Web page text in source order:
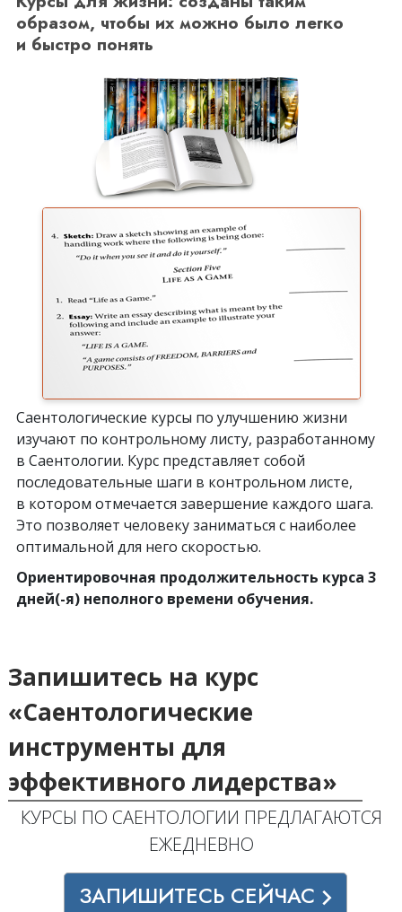
образом, чтобы их можно было легко
и быстро понять
Саентологические курсы по улучшению жизни
изучают по контрольному листу, разработанному
в Саентологии. Курс представляет собой
последовательные шаги в контрольном листе,
в котором отмечается завершение каждого шага.
Это позволяет человеку заниматься с наиболее
оптимальной для него скоростью.
Ориентировочная продолжительность курса 3
дней(-я) неполного времени обучения.
Запишитесь на курс
«Саентологические
инструменты для
эффективного лидерства»
КУРСЫ ПО САЕНТОЛОГИИ ПРЕДЛАГАЮТСЯ
ЕЖЕДНЕВНО
ЗАПИШИТЕСЬ СЕЙЧАС